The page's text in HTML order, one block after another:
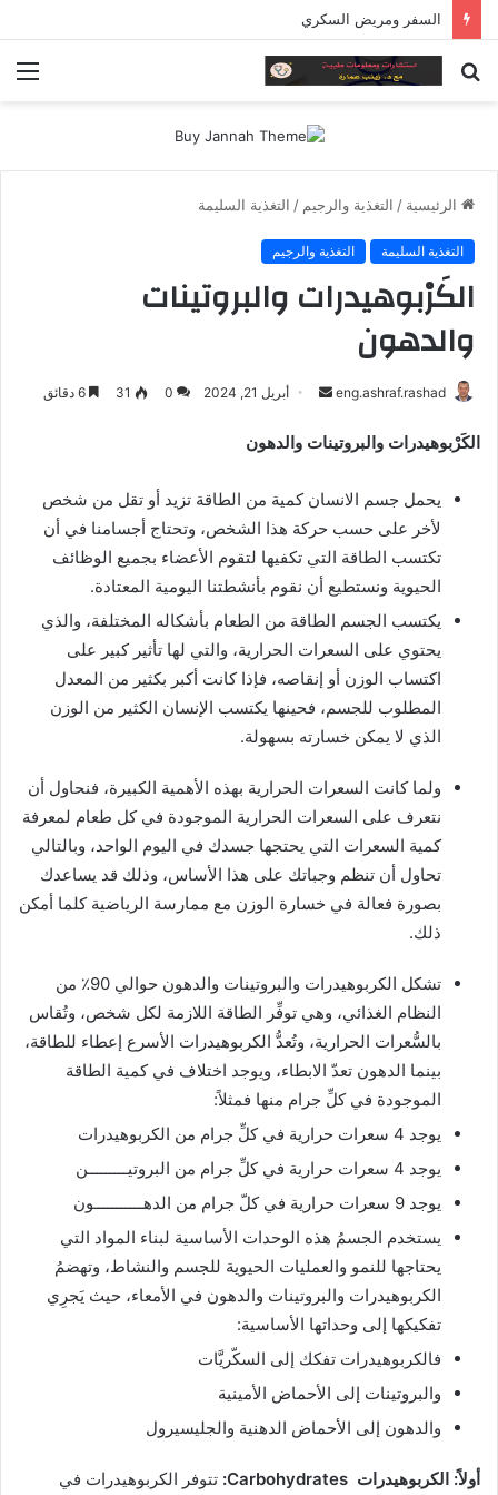
السفر ومريض السكري
الرئيسية / التغذية والرجيم / التغذية السليمة
التغذية السليمة التغذية والرجيم
الكَرْبوهيدرات والبروتينات
والدهون
eng.ashraf.rashad
أرسل
إلكترونيا
أبريل 21, 2024 0
31
الكَرْبوهيدرات والبروتينات والدهون
يحمل جسم الانسان كمية من الطاقة تزيد أو تقل من شخص
لأخر على حسب حركة هذا الشخص، وتحتاج أجسامنا في أن
تكتسب الطاقة التي تكفيها لتقوم الأعضاء بجميع الوظائف
الحيوية ونستطيع أن نقوم بأنشطتنا اليومية المعتادة.
يكتسب الجسم الطاقة من الطعام بأشكاله المختلفة، والذي
يحتوي على السعرات الحرارية، والتي لها تأثير كبير على
اكتساب الوزن أو إنقاصه، فإذا كانت أكبر بكثير من المعدل
المطلوب للجسم، فحينها يكتسب الإنسان الكثير من الوزن
الذي لا يمكن خسارته بسهولة.
ولما كانت السعرات الحرارية بهذه الأهمية الكبيرة، فنحاول أن
نتعرف على السعرات الحرارية الموجودة في كل طعام لمعرفة
كمية السعرات التي يحتجها جسدك في اليوم الواحد، وبالتالي
تحاول أن تنظم وجباتك على هذا الأساس، وذلك قد يساعدك
بصورة فعالة في خسارة الوزن مع ممارسة الرياضية كلما أمكن
ذلك.
تشكل الكربوهيدرات والبروتينات والدهون حوالي 90٪ من
النظام الغذائي، وهي توفِّر الطاقة اللازمة لكل شخص، وتُقاس
بالسُّعرات الحرارية، وتُعدُّ الكربوهيدرات الأسرع إعطاء للطاقة،
بينما الدهون تعدّ الابطاء، ويوجد اختلاف في كمية الطاقة
الموجودة في كلِّ جرام منها فمثلاً:
يوجد 4 سعرات حرارية في كلِّ جرام من الكربوهيدرات
يوجد 4 سعرات حرارية في كلِّ جرام من البروتيـــــــــن
يوجد 9 سعرات حرارية في كلّ جرام من الدهـــــــــــون
يستخدم الجسمُ هذه الوحدات الأساسية لبناء المواد التي
يحتاجها للنمو والعمليات الحيوية للجسم والنشاط، وتهضمُ
الكربوهيدرات والبروتينات والدهون في الأمعاء، حيث يَجرِي
تفكيكها إلى وحداتها الأساسية:
فالكربوهيدرات تفكك إلى السكّريَّات
والبروتينات إلى الأحماض الأمينية
والدهون إلى الأحماض الدهنية والجليسيرول
أولاً: الكربوهيدرات : تتوفر الكربوهيدرات في